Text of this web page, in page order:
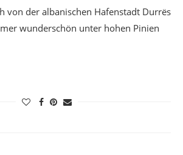
von der albanischen Hafenstadt Durrës
wunderschön unter hohen Pinien